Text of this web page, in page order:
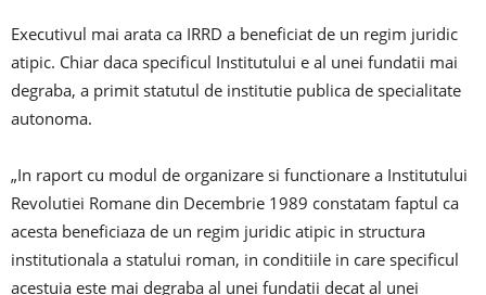
Executivul mai arata ca IRRD a beneficiat de un regim juridic
atipic. Chiar daca specificul Institutului e al unei fundatii mai
degraba, a primit statutul de institutie publica de specialitate
autonoma.
„In raport cu modul de organizare si functionare a Institutului
Revolutiei Romane din Decembrie 1989 constatam faptul ca
acesta beneficiaza de un regim juridic atipic in structura
institutionala a statului roman, in conditiile in care specificul
acestuia este mai degraba al unei fundatii decat al unei